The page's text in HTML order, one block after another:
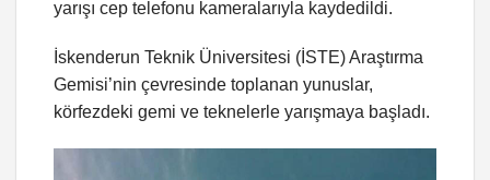
yarışı cep telefonu kameralarıyla kaydedildi.
İskenderun Teknik Üniversitesi (İSTE) Araştırma
Gemisi’nin çevresinde toplanan yunuslar,
körfezdeki gemi ve teknelerle yarışmaya başladı.